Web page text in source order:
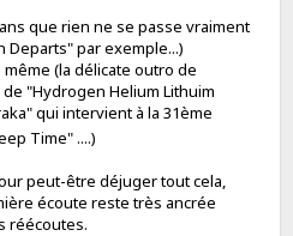
que rien ne se passe vraiment
Departs" par exemple...)
(la délicate outro de
"Hydrogen Helium Lithuim
qui intervient à la 31ème
Time" ....)
peut-être déjuger tout cela,
écoute reste très ancrée
réécoutes.